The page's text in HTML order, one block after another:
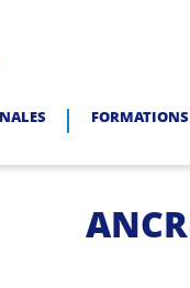
DES PERSONNES
FORMATIONS